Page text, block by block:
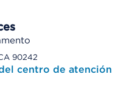
90242
centro de atención